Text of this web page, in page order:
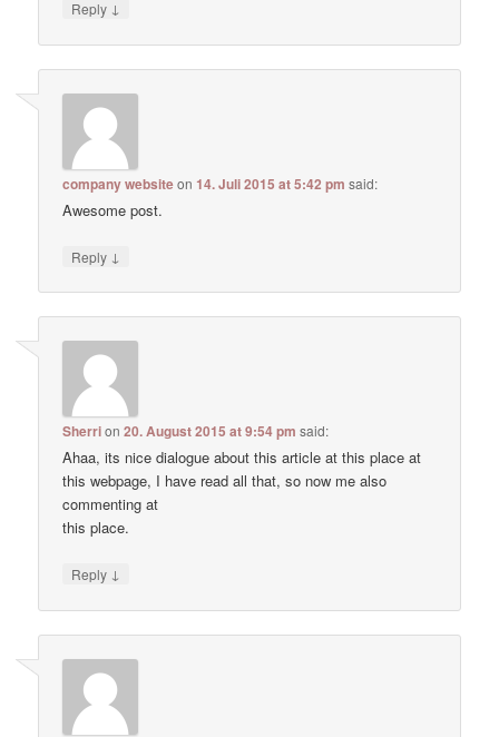
Reply ↓
company websiteon14. Juli 2015 at 5:42 pm said:
Awesome post.
Reply ↓
Sherrion20. August 2015 at 9:54 pm said:
Ahaa, its nice dialogue about this article at this place at
this webpage, I have read all that, so now me also
commenting at
this place.
Reply ↓